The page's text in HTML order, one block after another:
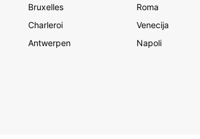
Bruxelles
Charleroi
Antwerpen
Roma
Venecija
Napoli